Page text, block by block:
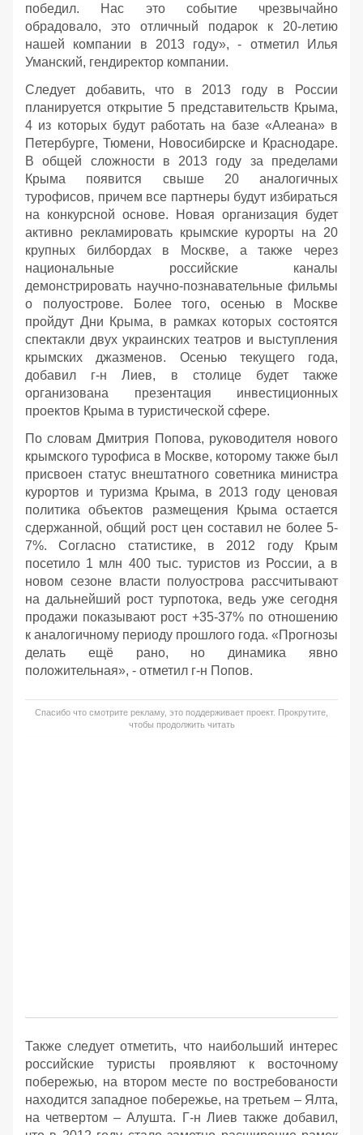
победил. Нас это событие чрезвычайно
обрадовало, это отличный подарок к 20-летию
нашей компании в 2013 году», - отметил Илья
Уманский, гендиректор компании.
Следует добавить, что в 2013 году в России
планируется открытие 5 представительств Крыма,
4 из которых будут работать на базе «Алеана» в
Петербурге, Тюмени, Новосибирске и Краснодаре.
В общей сложности в 2013 году за пределами
Крыма появится свыше 20 аналогичных
турофисов, причем все партнеры будут избираться
на конкурсной основе. Новая организация будет
активно рекламировать крымские курорты на 20
крупных билбордах в Москве, а также через
национальные российские каналы
демонстрировать научно-познавательные фильмы
о полуострове. Более того, осенью в Москве
пройдут Дни Крыма, в рамках которых состоятся
спектакли двух украинских театров и выступления
крымских джазменов. Осенью текущего года,
добавил г-н Лиев, в столице будет также
организована презентация инвестиционных
проектов Крыма в туристической сфере.
По словам Дмитрия Попова, руководителя нового
крымского турофиса в Москве, которому также был
присвоен статус внештатного советника министра
курортов и туризма Крыма, в 2013 году ценовая
политика объектов размещения Крыма остается
сдержанной, общий рост цен составил не более 5-
7%. Согласно статистике, в 2012 году Крым
посетило 1 млн 400 тыс. туристов из России, а в
новом сезоне власти полуострова рассчитывают
на дальнейший рост турпотока, ведь уже сегодня
продажи показывают рост +35-37% по отношению
к аналогичному периоду прошлого года. «Прогнозы
делать ещё рано, но динамика явно
положительная», - отметил г-н Попов.
Спасибо что смотрите рекламу, это поддерживает проект. Прокрутите,
чтобы продолжить читать
Также следует отметить, что наибольший интерес
российские туристы проявляют к восточному
побережью, на втором месте по востребованости
находится западное побережье, на третьем – Ялта,
на четвертом – Алушта. Г-н Лиев также добавил,